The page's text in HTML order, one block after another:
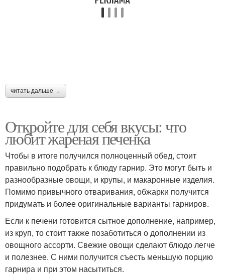
читать дальше →
Откройте для себя вкусы: что
любит жареная печенка
Чтобы в итоге получился полноценный обед, стоит
правильно подобрать к блюду гарнир. Это могут быть и
разнообразные овощи, и крупы, и макаронные изделия.
Помимо привычного отваривания, обжарки получится
придумать и более оригинальные варианты гарниров.
Если к печени готовится сытное дополнение, например,
из круп, то стоит также позаботиться о дополнении из
овощного ассорти. Свежие овощи сделают блюдо легче
и полезнее. С ними получится съесть меньшую порцию
гарнира и при этом насытиться.